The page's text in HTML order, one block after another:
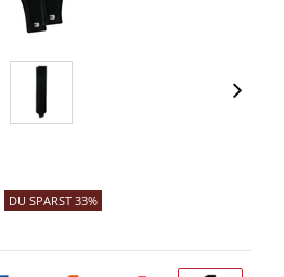
DU SPARST 33%